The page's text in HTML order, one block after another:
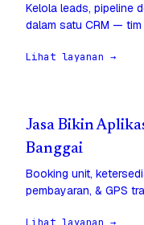
Kelola leads, pipeline
dalam satu CRM —
Lihat layanan →
Jasa Bikin
Banggai
Booking unit,
pembayaran, & GPS